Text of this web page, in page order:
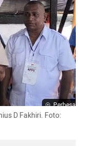
Perbesar
D Fakhiri. Foto: